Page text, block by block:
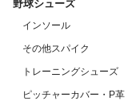
野球シューズ
インソール
その他スパイク
トレーニングシューズ
ピッチャーカバー・P革